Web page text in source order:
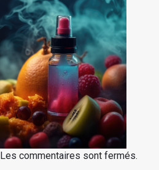
Les commentaires sont fermés.